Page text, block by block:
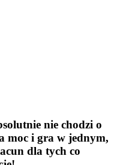
nie chodzi o
moc i gra w jednym,
dla tych co